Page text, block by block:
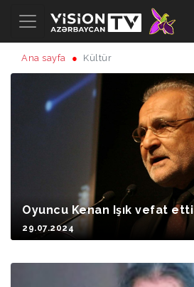
Ana sayfa Kültür
Oyuncu Kenan Işık vefat etti
29.07.2024